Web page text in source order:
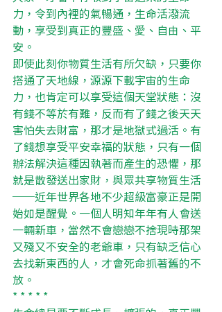
力，令到內裡的氣暢通，生命活潑流
動，享受到真正的豐盛、愛、自由、平
安。
即使此刻你物質生活有所欠缺，只要你
搭通了天地線，源源下載宇宙的生命
力，也肯定可以享受這個天堂狀態：沒
有錢不等於有難，反而有了錢之後天天
害怕失去財富，那才是地獄式過活。有
了錢想享受平安幸福的狀態，只有一個
辦法解決這種因執著而產生的恐懼，那
就是散發送出家財，與眾共享物質生活
──近年世界各地不少超級富豪正是開
始如是醒覺。一個人明知年年有人會送
一輛新車，當然不會戀戀不捨現時那架
又殘又不安全的老爺車，只有缺乏信心
去找新東西的人，才會死命抓著舊的不
放。
* * * * *